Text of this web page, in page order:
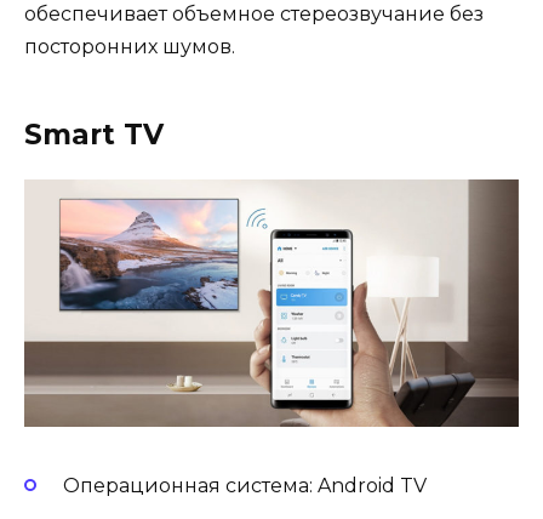
обеспечивает объемное стереозвучание без
посторонних шумов.
Smart TV
Операционная система: Android TV